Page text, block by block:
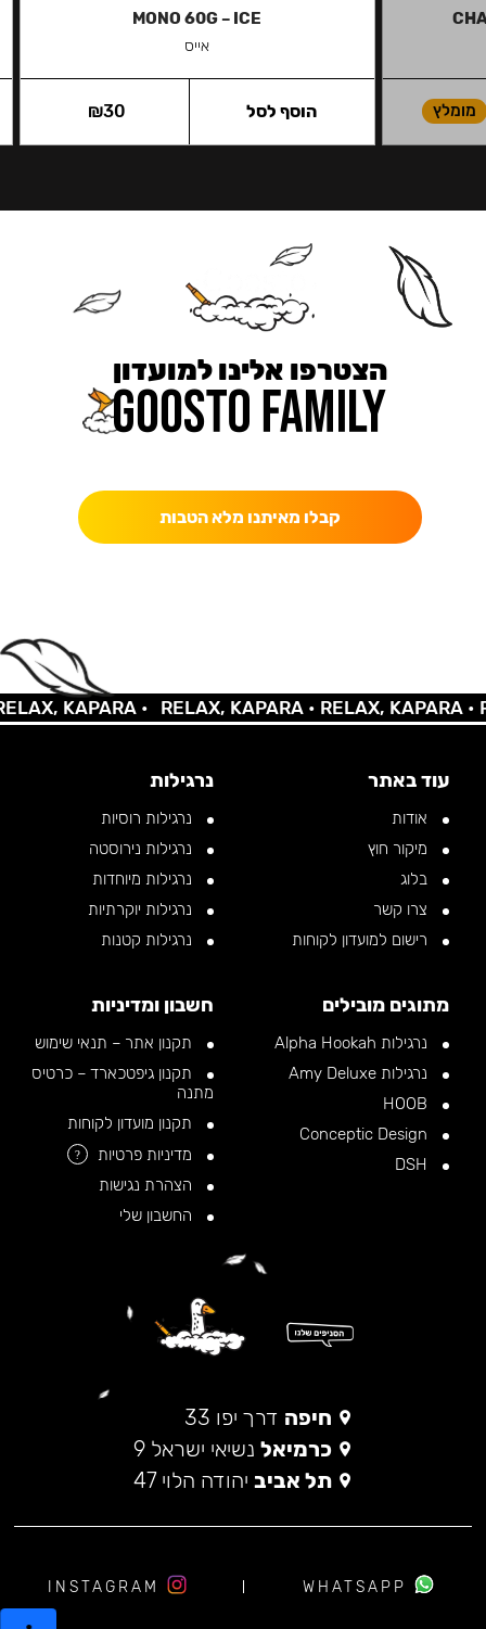
מומלץ
MONO 60G – ICE
אייס
₪30 הוסף לסל
הצטרפו אלינו למועדון
קבלו מאיתנו מלא הטבות
KAPARA • RELAX, KAPARA •RELAX, KAPARA •
עוד באתר
אודות
מיקור חוץ
בלוג
צרו קשר
רישום למועדון לקוחות
נרגילות
נרגילות רוסיות
נרגילות נירוסטה
נרגילות מיוחדות
נרגילות יוקרתיות
נרגילות קטנות
מתוגים מובילים
נרגילות Alpha Hookah
נרגילות Amy Deluxe
חשבון ומדיניות
תקנון אתר – תנאי שימוש
תקנון גיפטכארד – כרטיס
מתנה
תקנון מועדון לקוחות
מדיניות פרטיות
?
הצהרת נגישות
החשבון שלי
חיפה דרך יפו 33
כרמיאל נשיאי ישראל 9
תל אביב יהודה הלוי 47
WHATSAPP
INSTAGRAM